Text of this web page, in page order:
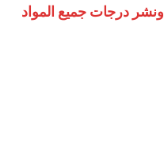
موعد نتيجة الثانوية العامة 2026 ونشر درجات جميع المواد